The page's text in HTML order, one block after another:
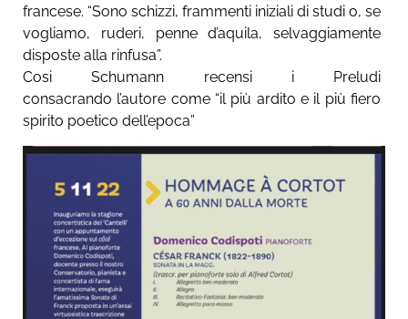
francese. “Sono schizzi, frammenti iniziali di studi o, se
vogliamo, ruderi, penne d’aquila, selvaggiamente
disposte alla rinfusa”.
Cosi Schumann recensi i Preludi
consacrando l’autore come “il più ardito e il più fiero
spirito poetico dell’epoca”